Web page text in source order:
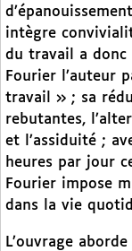
intègre
du travail a donc
Fourier l’auteur
travail » ; sa
rebutantes,
et l’assiduité ;
heures par jour
Fourier impose
dans la vie
L’ouvrage